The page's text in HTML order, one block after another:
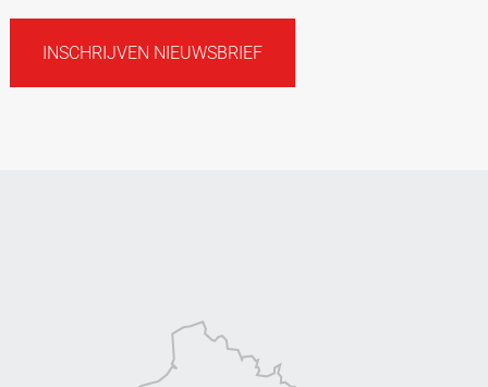
INSCHRIJVEN NIEUWSBRIEF